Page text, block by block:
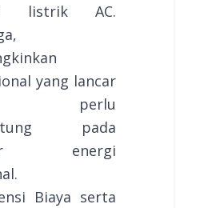
listrik AC.
yang lancar
perlu
pada
energi
Biaya serta